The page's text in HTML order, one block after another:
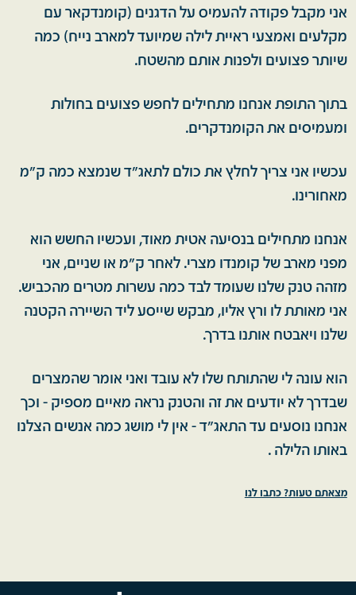
אני מקבל פקודה להעמיס על הדגנים (קומנדקאר עם
מקלעים ואמצעי ראיית לילה שמיועד למארב נייח) כמה
שיותר פצועים ולפנות אותם מהשטח.
בתוך התופת אנחנו מתחילים לחפש פצועים בחולות
ומעמיסים את הקומנדקרים.
עכשיו אני צריך לחלץ את כולם לתאג״ד שנמצא כמה ק"מ
מאחורינו.
אנחנו מתחילים בנסיעה אטית מאוד, ועכשיו החשש הוא
מפני מארב של קומנדו מצרי. לאחר ק"מ או שניים, אני
מזהה טנק שלנו שעומד לבד כמה עשרות מטרים מהכביש.
אני מאותת לו ורץ אליו, מבקש שייסע ליד השיירה הקטנה
שלנו ויאבטח אותנו בדרך.
הוא עונה לי שהתותח שלו לא עובד ואני אומר שהמצרים
שבדרך לא יודעים את זה והטנק נראה מאיים מספיק - וכך
אנחנו נוסעים עד התאג״ד - אין לי מושג כמה אנשים הצלנו
באותו הלילה .
מצאתם טעות? כתבו לנו